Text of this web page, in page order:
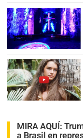
MIRA AQUÍ:
a Brasil en